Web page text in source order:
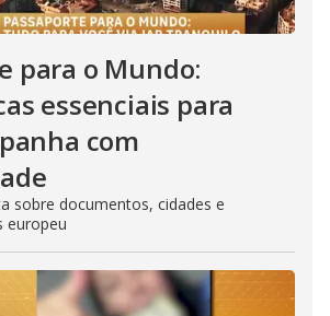
para o Mundo:
essenciais para
com
sobre documentos, cidades e
europeu